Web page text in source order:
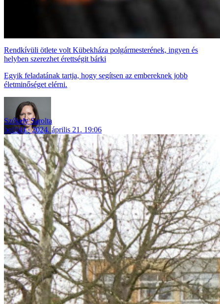
Rendkívüli ötlete volt Kübekháza polgármesterének, ingyen és
helyben szerezhet érettségit bárki
Egyik feladatának tartja, hogy segítsen az embereknek jobb
életminőséget elérni.
Székely Sarolta
belföld
2024. április 21. 19:06